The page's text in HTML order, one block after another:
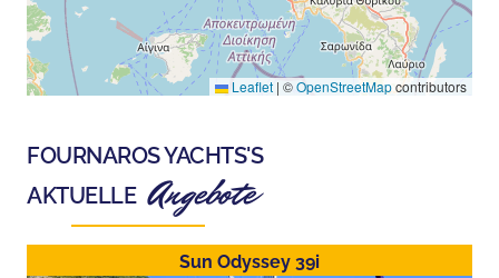
Leaflet | ©OpenStreetMapcontributors
FOURNAROS YACHTS'S
AKTUELLE Angebote
Sun Odyssey 39i